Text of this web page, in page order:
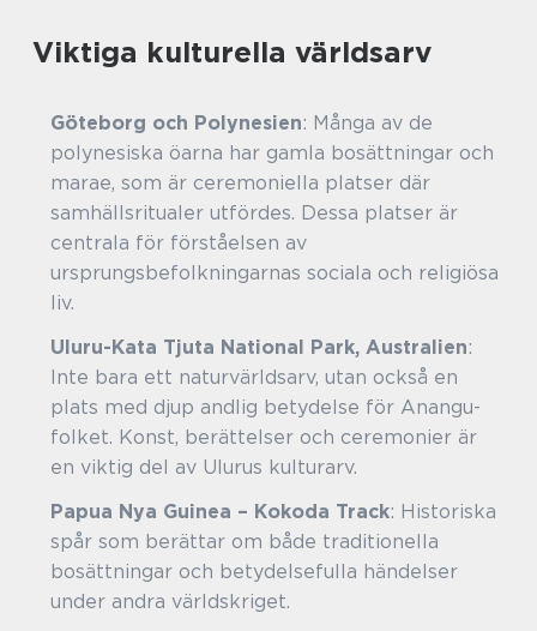
Viktiga kulturella världsarv
Göteborg och Polynesien: Många av de
polynesiska öarna har gamla bosättningar och
marae, som är ceremoniella platser där
samhällsritualer utfördes. Dessa platser är
centrala för förståelsen av
ursprungsbefolkningarnas sociala och religiösa
liv.
Uluru-Kata Tjuta National Park, Australien:
Inte bara ett naturvärldsarv, utan också en
plats med djup andlig betydelse för Anangu-
folket. Konst, berättelser och ceremonier är
en viktig del av Ulurus kulturarv.
Papua Nya Guinea – Kokoda Track: Historiska
spår som berättar om både traditionella
bosättningar och betydelsefulla händelser
under andra världskriget.